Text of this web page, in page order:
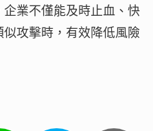
業不僅能及時止血、快
攻擊時，有效降低風險